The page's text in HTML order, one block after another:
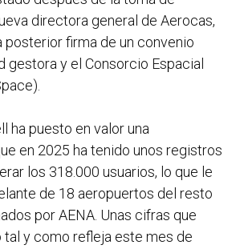
directora general de Aerocas,
posterior firma de un convenio
gestora y el Consorcio Espacial
ha puesto en valor una
en 2025 ha tenido unos registros
los 318.000 usuarios, lo que le
de 18 aeropuertos del resto
por AENA. Unas cifras que
tal y como refleja este mes de